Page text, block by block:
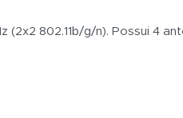
(2x2 802.11b/g/n). Possui 4